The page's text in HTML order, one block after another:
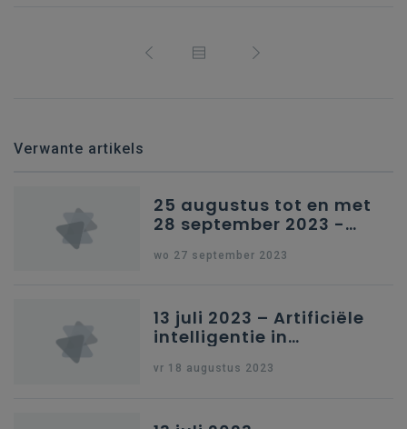
Verwante artikels
25 augustus tot en met
28 september 2023 -
wo 27 september 2023
13 juli 2023 – Artificiële
intelligentie in
vr 18 augustus 2023